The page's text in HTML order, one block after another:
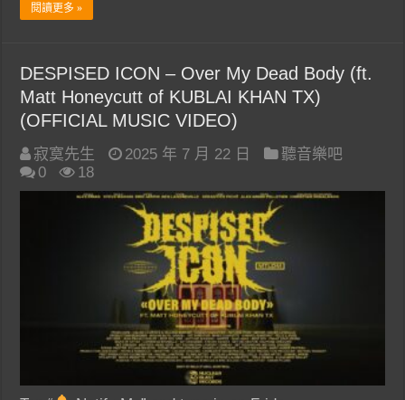
閱讀更多 »
DESPISED ICON – Over My Dead Body (ft.
Matt Honeycutt of KUBLAI KHAN TX)
(OFFICIAL MUSIC VIDEO)
寂寞先生 2025 年 7 月 22 日
聽音樂吧
0
18